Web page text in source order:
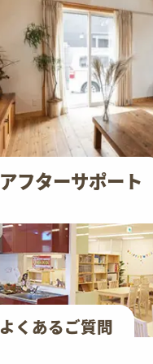
アフターサポート
よくあるご質問